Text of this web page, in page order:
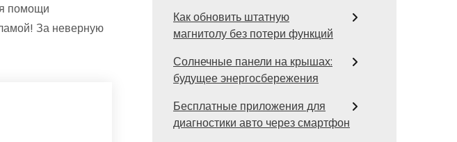
помощи
За неверную
Как обновить штатную
магнитолу без потери функций
Солнечные панели на крышах:
будущее энергосбережения
Бесплатные приложения для
диагностики авто через смартфон